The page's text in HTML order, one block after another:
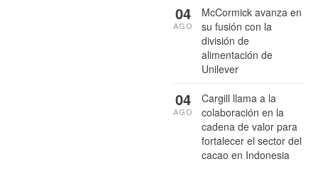
McCormick avanza en
su fusión con la
división de
alimentación de
Unilever
04
AGO
Cargill llama a la
colaboración en la
cadena de valor para
fortalecer el sector del
cacao en Indonesia
04
AGO